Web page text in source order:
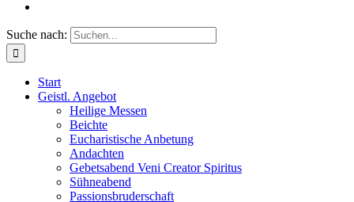
Suche nach:
Start
Geistl. Angebot
Heilige Messen
Beichte
Eucharistische Anbetung
Andachten
Gebetsabend Veni Creator Spiritus
Sühneabend
Passionsbruderschaft